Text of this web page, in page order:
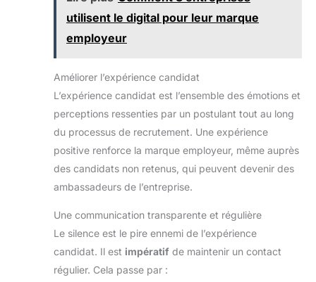
accoudoirs rembourrés
sont parfaits pour soutenir
vos coudes lorsque vous
accoudoirs et pousser la
gagner de la place. Facile
de bureau est très facile à
installer, seulement 6
étapes, et est livrée avec
toutes les pièces
d'utilisation détaillé, une
facile et rapide.
utilisent le digital pour leur marque
employeur
Améliorer l’expérience candidat
L’expérience candidat est l’ensemble des émotions et
perceptions ressenties par un postulant tout au long
du processus de recrutement. Une expérience
positive renforce la marque employeur, même auprès
des candidats non retenus, qui peuvent devenir des
ambassadeurs de l’entreprise.
Une communication transparente et régulière
Le silence est le pire ennemi de l’expérience
candidat. Il est impératif de maintenir un contact
régulier. Cela passe par :